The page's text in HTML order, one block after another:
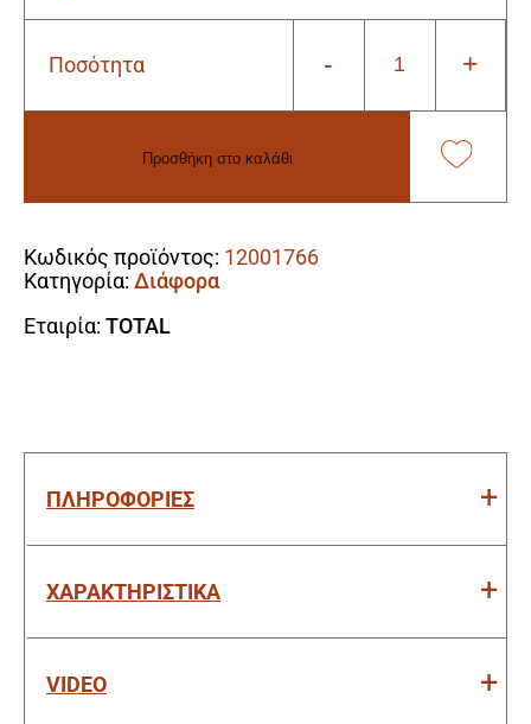
Ποσότητα -
Total
+
Προσθήκη στο καλάθι
Κωδικός προϊόντος: 12001766
Κατηγορία: Διάφορα
Εταιρία: TOTAL
ΠΛΗΡΟΦΟΡΙΕΣ
ΧΑΡΑΚΤΗΡΙΣΤΙΚΑ
VIDEO